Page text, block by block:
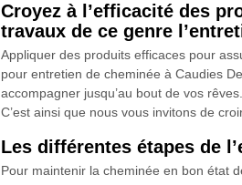
Croyez à l’efficacité des
travaux de ce genre
Appliquer des produits efficaces pour
pour entretien de cheminée à Caudies
accompagner jusqu’au bout de vos
C’est ainsi que nous vous invitons de
Les différentes étapes de
Pour maintenir la cheminée en bon état